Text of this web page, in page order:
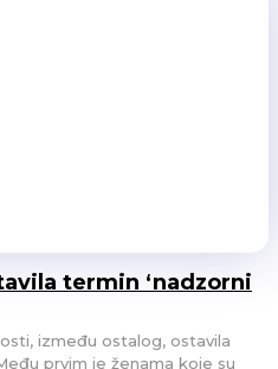
termin ‘nadzorni
između ostalog, ostavila
prvim je ženama koje su